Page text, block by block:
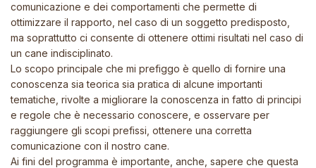
comunicazione e dei comportamenti che permette di
ottimizzare il rapporto, nel caso di un soggetto predisposto,
ma soprattutto ci consente di ottenere ottimi risultati nel caso di
un cane indisciplinato.
Lo scopo principale che mi prefiggo è quello di fornire una
conoscenza sia teorica sia pratica di alcune importanti
tematiche, rivolte a migliorare la conoscenza in fatto di principi
e regole che è necessario conoscere, e osservare per
raggiungere gli scopi prefissi, ottenere una corretta
comunicazione con il nostro cane.
Ai fini del programma è importante, anche, sapere che questa